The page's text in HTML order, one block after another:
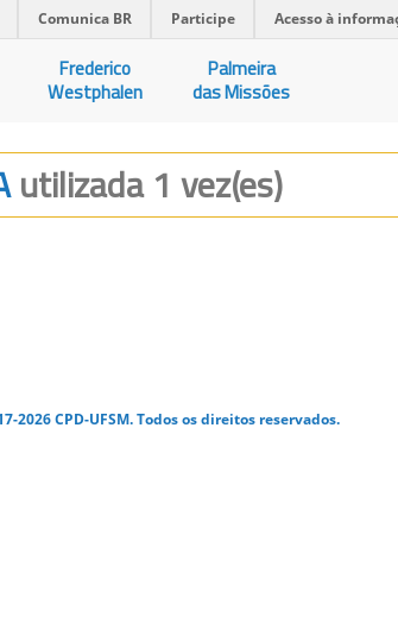
Comunica BR Participe Acesso à
Frederico
Westphalen
Palmeira
das Missões
utilizada 1 vez(es)
2026 CPD-UFSM. Todos os direitos reservados.